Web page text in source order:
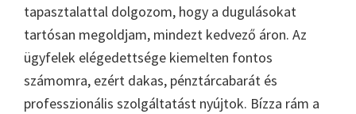
tapasztalattal dolgozom, hogy a dugulásokat
tartósan megoldjam, mindezt kedvező áron. Az
ügyfelek elégedettsége kiemelten fontos
számomra, ezért dakas, pénztárcabarát és
professzionális szolgáltatást nyújtok. Bízza rám a